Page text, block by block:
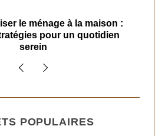
le ménage à la maison :
pour un quotidien
serein
POPULAIRES